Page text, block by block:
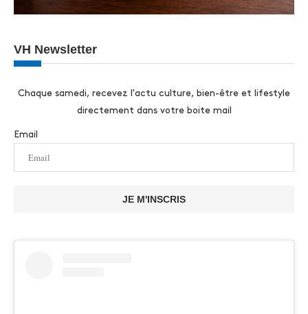
VH Newsletter
Chaque samedi, recevez l'actu culture, bien-être et lifestyle
directement dans votre boite mail
Email
JE M'INSCRIS